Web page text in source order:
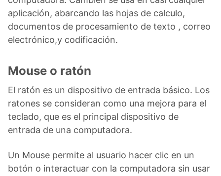
aplicación, abarcando las hojas de calculo,
documentos de procesamiento de texto , correo
electrónico,y codificación.
Mouse o ratón
El ratón es un dispositivo de entrada básico. Los
ratones se consideran como una mejora para el
teclado, que es el principal dispositivo de
entrada de una computadora.
Un Mouse permite al usuario hacer clic en un
botón o interactuar con la computadora sin usar